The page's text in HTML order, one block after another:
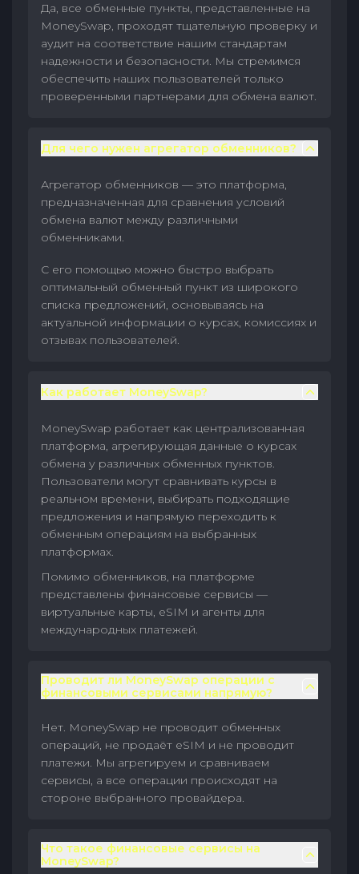
Да, все обменные пункты, представленные на
MoneySwap, проходят тщательную проверку и
аудит на соответствие нашим стандартам
надежности и безопасности. Мы стремимся
обеспечить наших пользователей только
проверенными партнерами для обмена валют.
Для чего нужен агрегатор обменников?
Агрегатор обменников — это платформа,
предназначенная для сравнения условий
обмена валют между различными
обменниками.
С его помощью можно быстро выбрать
оптимальный обменный пункт из широкого
списка предложений, основываясь на
актуальной информации о курсах, комиссиях и
отзывах пользователей.
Как работает MoneySwap?
MoneySwap работает как централизованная
платформа, агрегирующая данные о курсах
обмена у различных обменных пунктов.
Пользователи могут сравнивать курсы в
реальном времени, выбирать подходящие
предложения и напрямую переходить к
обменным операциям на выбранных
платформах.
Помимо обменников, на платформе
представлены финансовые сервисы —
виртуальные карты, eSIM и агенты для
международных платежей.
Проводит ли MoneySwap операции с
финансовыми сервисами напрямую?
Нет. MoneySwap не проводит обменных
операций, не продаёт eSIM и не проводит
платежи. Мы агрегируем и сравниваем
сервисы, а все операции происходят на
стороне выбранного провайдера.
Что такое финансовые сервисы на
MoneySwap?